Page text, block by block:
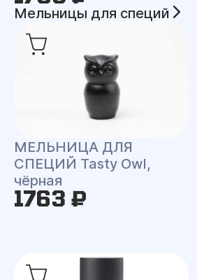
Мельницы для специй
МЕЛЬНИЦА ДЛЯ
СПЕЦИЙ Tasty Owl,
чёрная
1763 ₽